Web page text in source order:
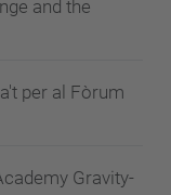
and the
per al Fòrum
Gravity-